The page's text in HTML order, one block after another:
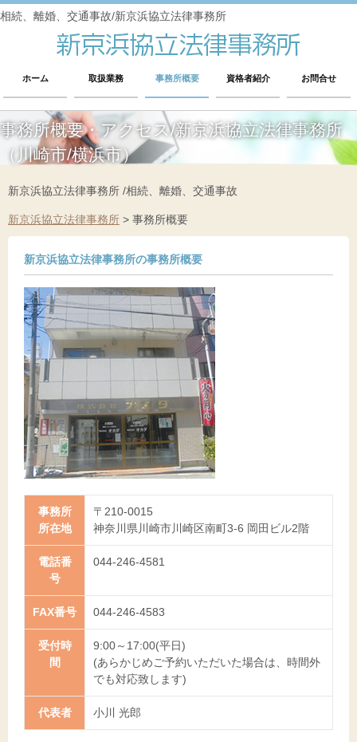
相続、離婚、交通事故/新京浜協立法律事務所
ホーム 取扱業務 事務所概要 資格者紹介 お問合せ
事務所概要・アクセス/新京浜協立法律事務所
（川崎市/横浜市）
新京浜協立法律事務所 /相続、離婚、交通事故
新京浜協立法律事務所 > 事務所概要
新京浜協立法律事務所の事務所概要
事務所
所在地
〒210-0015
神奈川県川崎市川崎区南町3-6 岡田ビル2階
電話番
号
044-246-4581
FAX番号 044-246-4583
受付時
間
9:00～17:00(平日)
(あらかじめご予約いただいた場合は、時間外
でも対応致します)
代表者 小川 光郎